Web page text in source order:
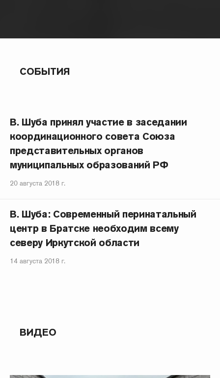
СОБЫТИЯ
В. Шуба принял участие в заседании
координационного совета Союза
представительных органов
муниципальных образований РФ
20 августа 2018 г.
В. Шуба: Современный перинатальный
центр в Братске необходим всему
северу Иркутской области
14 августа 2018 г.
ВИДЕО